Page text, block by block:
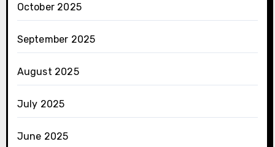
October 2025
September 2025
August 2025
July 2025
June 2025